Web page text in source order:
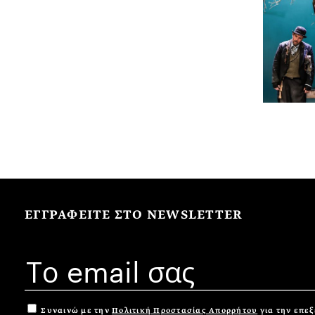
ΕΓΓΡΑΦΕΙΤΕ ΣΤΟ NEWSLETTER
Συναινώ με την Πολιτική Προστασίας Απορρήτου για την